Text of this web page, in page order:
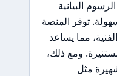
البيانية
توفر المنصة
مما يساعد
ومع ذلك،
مثل